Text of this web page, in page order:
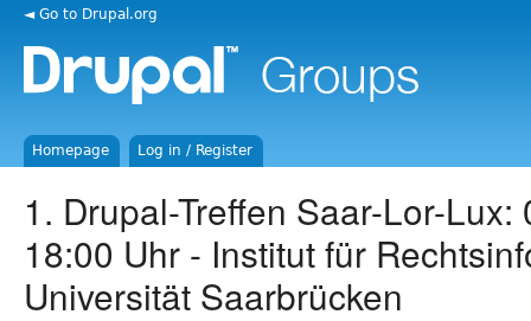
◄ Go to Drupal.org
Homepage Log in / Register
1. Drupal-Treffen Saar-Lor-Lux:
18:00 Uhr - Institut für
Universität Saarbrücken